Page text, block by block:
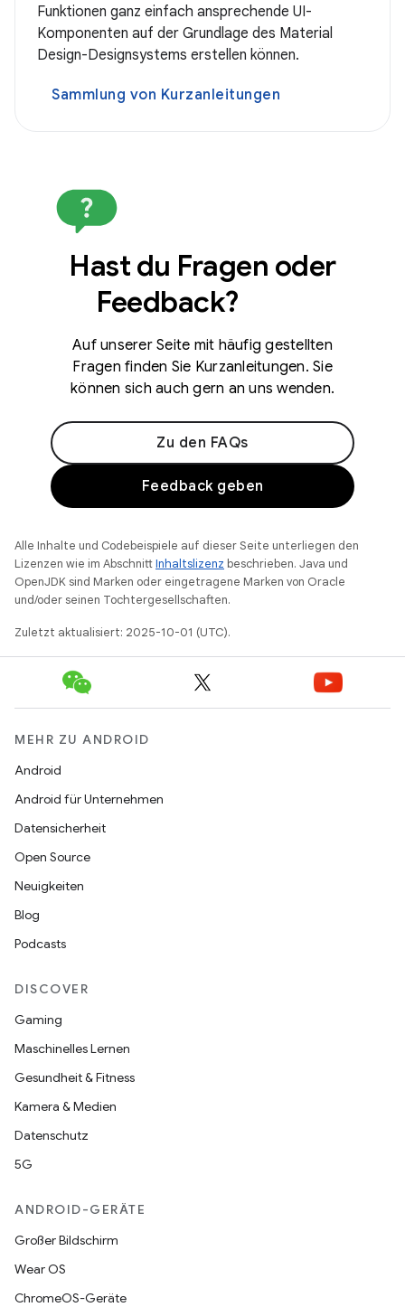
Funktionen ganz einfach ansprechende UI-
Komponenten auf der Grundlage des Material
Design-Designsystems erstellen können.
Sammlung von Kurzanleitungen
Hast du Fragen oder
Feedback?
Auf unserer Seite mit häufig gestellten
Fragen finden Sie Kurzanleitungen. Sie
können sich auch gern an uns wenden.
Zu den FAQs
Feedback geben
Alle Inhalte und Codebeispiele auf dieser Seite unterliegen den
Lizenzen wie im AbschnittInhaltslizenz beschrieben. Java und
OpenJDK sind Marken oder eingetragene Marken von Oracle
und/oder seinen Tochtergesellschaften.
Zuletzt aktualisiert: 2025-10-01 (UTC).
MEHR ZU ANDROID
Android
Android für Unternehmen
Datensicherheit
Open Source
Neuigkeiten
Blog
Podcasts
DISCOVER
Gaming
Maschinelles Lernen
Gesundheit & Fitness
Kamera & Medien
Datenschutz
5G
ANDROID-GERÄTE
Großer Bildschirm
Wear OS
ChromeOS-Geräte